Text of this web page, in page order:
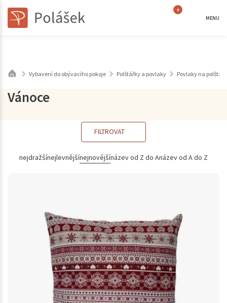
0
MENU
Vybavení do obývacího pokoje Polštářky a povlaky Povlaky na polštáře
Vánoce
FILTROVAT
nejdražšínejlevnějšínejnovějšínázev od Z do Anázev od A do Z